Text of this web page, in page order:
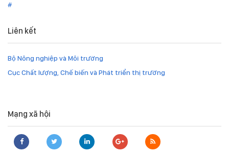
#
Liên kết
Bộ Nông nghiệp và Môi trường
Cục Chất lượng, Chế biến và Phát triển thị trường
Mạng xã hội